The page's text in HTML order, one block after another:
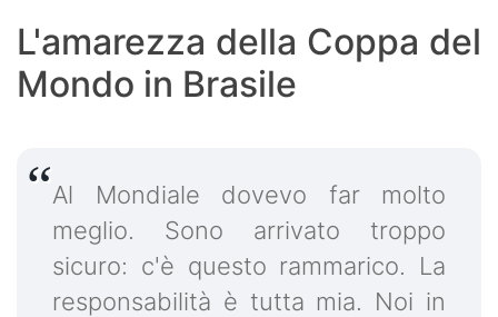
L'amarezza della Coppa del
Mondo in Brasile
Al Mondiale dovevo far molto
meglio. Sono arrivato troppo
sicuro: c'è questo rammarico. La
responsabilità è tutta mia. Noi in